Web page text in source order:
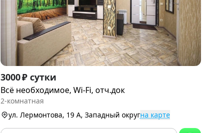
Item
1
of
3000 ₽ сутки
Всё необходимое, Wi-Fi, отч.док
2-комнатная
ул. Лермонтова, 19 А, Западный округна карте